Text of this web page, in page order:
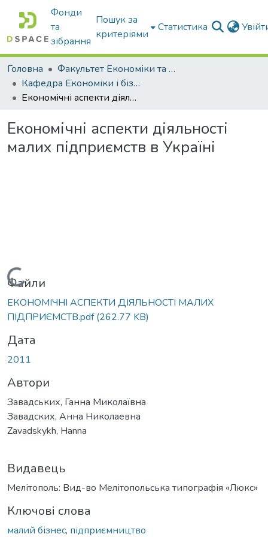
Фонди
та
зібрання
Пошук за
критеріями
Статистика
Головна
Факультет Економіки та бізнесу
Кафедра Економіки і бізнесу
Економічні аспекти діяльності малих підприємств в Україні
Економічні аспекти діяльності
малих підприємств в Україні
Вантажиться...
Файли
ЕКОНОМІЧНІ АСПЕКТИ ДІЯЛЬНОСТІ МАЛИХ
ПІДПРИЄМСТВ.pdf(262.77 KB)
Дата
2011
Автори
Завадських, Ганна Миколаївна
Завадских, Анна Николаевна
Zavadskykh, Hanna
Видавець
Мелітополь: Вид-во Мелітопольська типографія «Люкс»
Ключові слова
малий бізнес, підприємництво